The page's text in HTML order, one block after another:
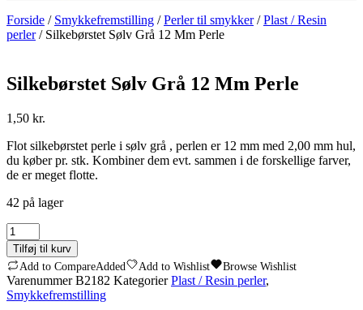
Forside / Smykkefremstilling /Perler til smykker/Plast / Resin
perler/ Silkebørstet Sølv Grå 12 Mm Perle
Silkebørstet Sølv Grå 12 Mm Perle
1,50 kr.
Flot silkebørstet perle i sølv grå , perlen er 12 mm med 2,00 mm hul,
du køber pr. stk. Kombiner dem evt. sammen i de forskellige farver,
de er meget flotte.
42 på lager
Silkebørstet
Sølv
Grå
12
Mm
Perle
Tilføj til kurv
Add to CompareAdded Add to Wishlist Browse Wishlist
VarenummerB2182 Kategorier Plast / Resin perler,
Smykkefremstilling